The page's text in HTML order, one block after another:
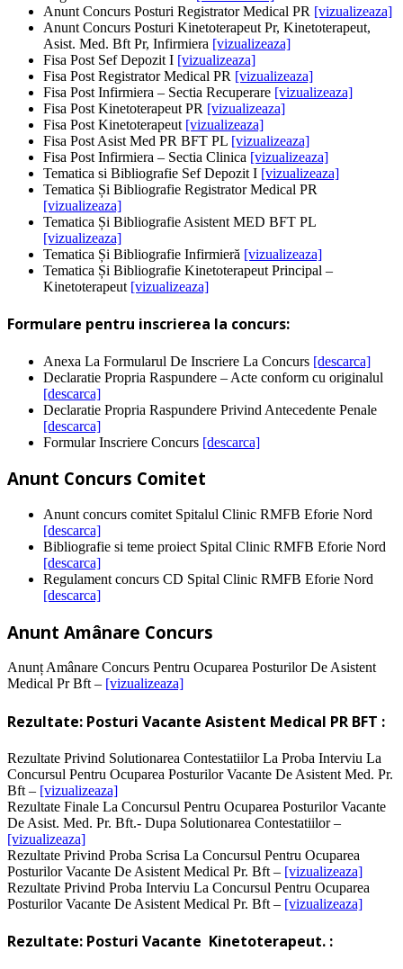
Anunt Concurs Posturi Registrator Medical PR [vizualizeaza]
Anunt Concurs Posturi Kinetoterapeut Pr, Kinetoterapeut,
Asist. Med. Bft Pr, Infirmiera [vizualizeaza]
Fisa Post Sef Depozit I [vizualizeaza]
Fisa Post Registrator Medical PR [vizualizeaza]
Fisa Post Infirmiera – Sectia Recuperare [vizualizeaza]
Fisa Post Kinetoterapeut PR [vizualizeaza]
Fisa Post Kinetoterapeut [vizualizeaza]
Fisa Post Asist Med PR BFT PL [vizualizeaza]
Fisa Post Infirmiera – Sectia Clinica [vizualizeaza]
Tematica si Bibliografie Sef Depozit I [vizualizeaza]
Tematica Și Bibliografie Registrator Medical PR
[vizualizeaza]
Tematica Și Bibliografie Asistent MED BFT PL
[vizualizeaza]
Tematica Și Bibliografie Infirmieră [vizualizeaza]
Tematica Și Bibliografie Kinetoterapeut Principal –
Kinetoterapeut [vizualizeaza]
Formulare pentru inscrierea la concurs:
Anexa La Formularul De Inscriere La Concurs [descarca]
Declaratie Propria Raspundere – Acte conform cu originalul
[descarca]
Declaratie Propria Raspundere Privind Antecedente Penale
[descarca]
Formular Inscriere Concurs [descarca]
Anunt Concurs Comitet
Anunt concurs comitet Spitalul Clinic RMFB Eforie Nord
[descarca]
Bibliografie si teme proiect Spital Clinic RMFB Eforie Nord
[descarca]
Regulament concurs CD Spital Clinic RMFB Eforie Nord
[descarca]
Anunt Amânare Concurs
Anunț Amânare Concurs Pentru Ocuparea Posturilor De Asistent
Medical Pr Bft – [vizualizeaza]
Rezultate: Posturi Vacante Asistent Medical PR BFT :
Rezultate Privind Solutionarea Contestatiilor La Proba Interviu La
Concursul Pentru Ocuparea Posturilor Vacante De Asistent Med. Pr.
Bft – [vizualizeaza]
Rezultate Finale La Concursul Pentru Ocuparea Posturilor Vacante
De Asist. Med. Pr. Bft.- Dupa Solutionarea Contestatiilor –
[vizualizeaza]
Rezultate Privind Proba Scrisa La Concursul Pentru Ocuparea
Posturilor Vacante De Asistent Medical Pr. Bft – [vizualizeaza]
Rezultate Privind Proba Interviu La Concursul Pentru Ocuparea
Posturilor Vacante De Asistent Medical Pr. Bft – [vizualizeaza]
Rezultate: Posturi Vacante Kinetoterapeut. :